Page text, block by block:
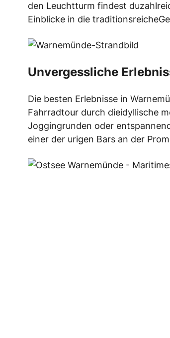
den Leuchtturm findest
Einblicke in die
Unvergessliche
Die besten Erlebnisse in
Fahrradtour durch dieidyllische
Joggingrunden oder
einer der urigen Bars an der